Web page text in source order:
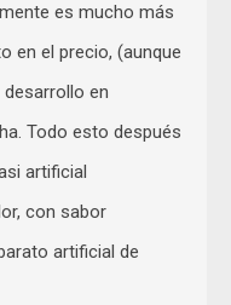
es mucho más
en el precio, (aunque
en
Todo esto después
artificial
con sabor
artificial de